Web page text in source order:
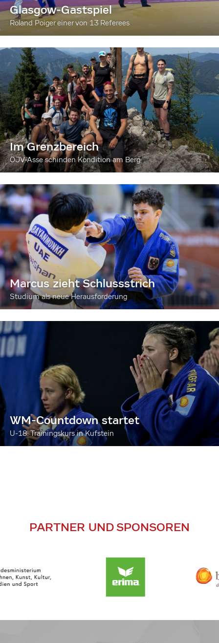
Glasgow-Gastspiel
Roland Poiger einer von 13 Referees
Im Grenzbereich
ÖJV-Asse schinden Kondition am Berg
Marcus zieht Schlussstrich
Studium als neue Herausforderung
WM-Countdown startet
U-18: Trainingskurs in Kufstein
PARTNER UND SPONSOREN